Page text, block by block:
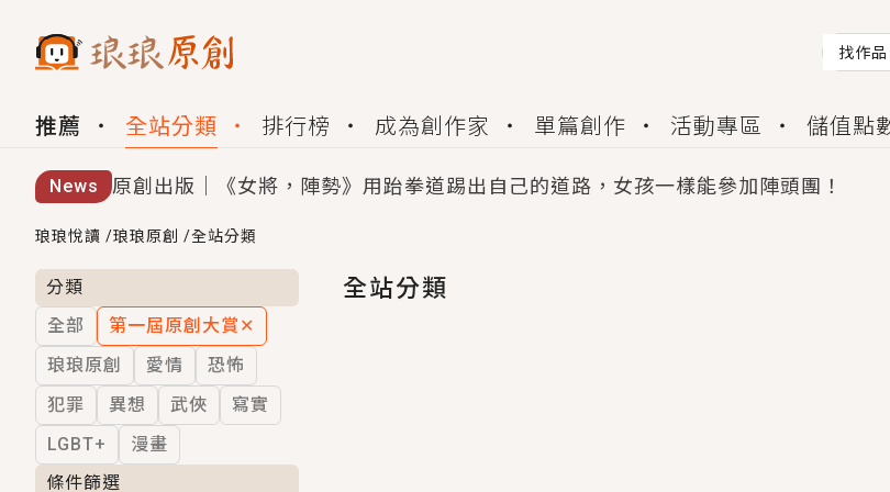
找作品
推薦 全站分類 排行榜 成為創作家 單篇創作 活動專區 儲值點
News 原創出版｜《女將，陣勢》用跆拳道踢出自己的道路，女孩一樣能參加陣頭團！
創,作家招募｜華文小說創作首選！有機會獲得豐富廣宣資源、專屬服務與獨享福利！
小編心動書單｜《離婚你提的，二婚嫁大佬，你哭什麼？》追妻火葬場！前夫失憶
GL｜《夏日與檸檬與重疊世界》炎熱的夏日、檸檬的香氣、互相愛慕的兩位少女，今
BL｜《費洛蒙中毒》救命！特殊費洛蒙體質世界觀，無法抗拒的吸引力，已中毒
OMG你嚇到我了｜《陰陽鬼店》上班族買了房子模型，但現實中買下的竟是屬於他的
言情｜《國語推行員》每個人心中都有一個連自己也無法改變的永恆， 他的一生將
琅琅悅讀 /琅琅原創 /全站分類
分類
全部
第一屆原創大賞 ✕
琅琅原創
愛情
恐怖
犯罪
異想 武俠
寫實
LGBT+
漫畫
條件篩選
全站分類